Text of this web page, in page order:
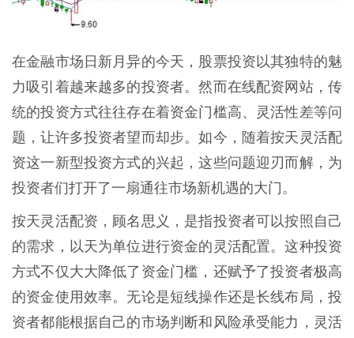
在金融市场日新月异的今天，股票投资以其独特的魅
力吸引着越来越多的投资者。然而在线配资网站，传
统的投资方式往往存在着资金门槛高、灵活性差等问
题，让许多投资者望而却步。如今，随着按天灵活配
资这一新型投资方式的兴起，这些问题迎刃而解，为
投资者们打开了一扇通往市场新机遇的大门。
按天灵活配资，顾名思义，是指投资者可以按照自己
的需求，以天为单位进行资金的灵活配置。这种投资
方式不仅大大降低了资金门槛，还赋予了投资者极高
的资金使用效率。无论是短线操作还是长线布局，投
资者都能根据自己的市场判断和风险承受能力，灵活